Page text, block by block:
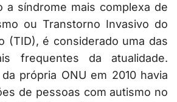
a síndrome mais complexa de
ou Transtorno Invasivo do
(TID), é considerado uma das
frequentes da atualidade.
própria ONU em 2010 havia
de pessoas com autismo no